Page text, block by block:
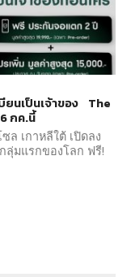
ยนเป็นเจ้าของ The
กค.นี้
ล เกาหลีใต้ เปิดลง
ลุ่มแรกของโลก ฟรี!